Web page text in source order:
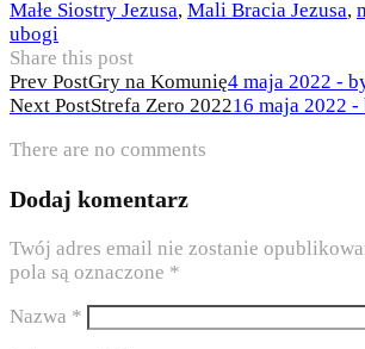
Małe Siostry Jezusa, Mali Bracia Jezusa,
ubogi
Share this post
Nawigacja
wpisu
Prev PostGry na Komunię4 maja 2022 -
Next PostStrefa Zero 202216 maja 2022
There are no comments
Dodaj komentarz
Twój adres email nie zostanie
pola są oznaczone *
Nazwa *